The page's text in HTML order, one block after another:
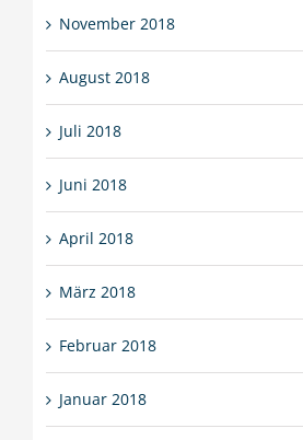
November 2018
August 2018
Juli 2018
Juni 2018
April 2018
März 2018
Februar 2018
Januar 2018